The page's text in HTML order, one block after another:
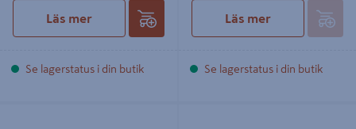
Läs mer
Se lagerstatus i din butik
Läs mer
Se lagerstatus i din butik